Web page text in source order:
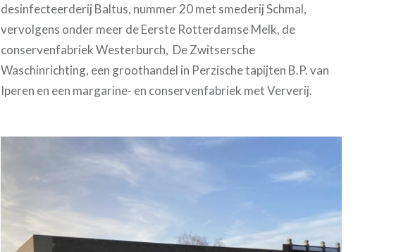
desinfecteerderij Baltus, nummer 20 met smederij Schmal,
vervolgens onder meer de Eerste Rotterdamse Melk, de
conservenfabriek Westerburch, De Zwitsersche
Waschinrichting, een groothandel in Perzische tapijten B.P. van
Iperen en een margarine- en conservenfabriek met Ververij.